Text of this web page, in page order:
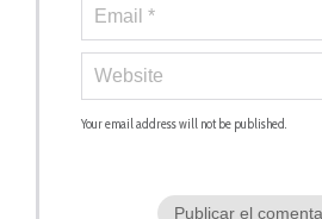
Your email address will not be published.